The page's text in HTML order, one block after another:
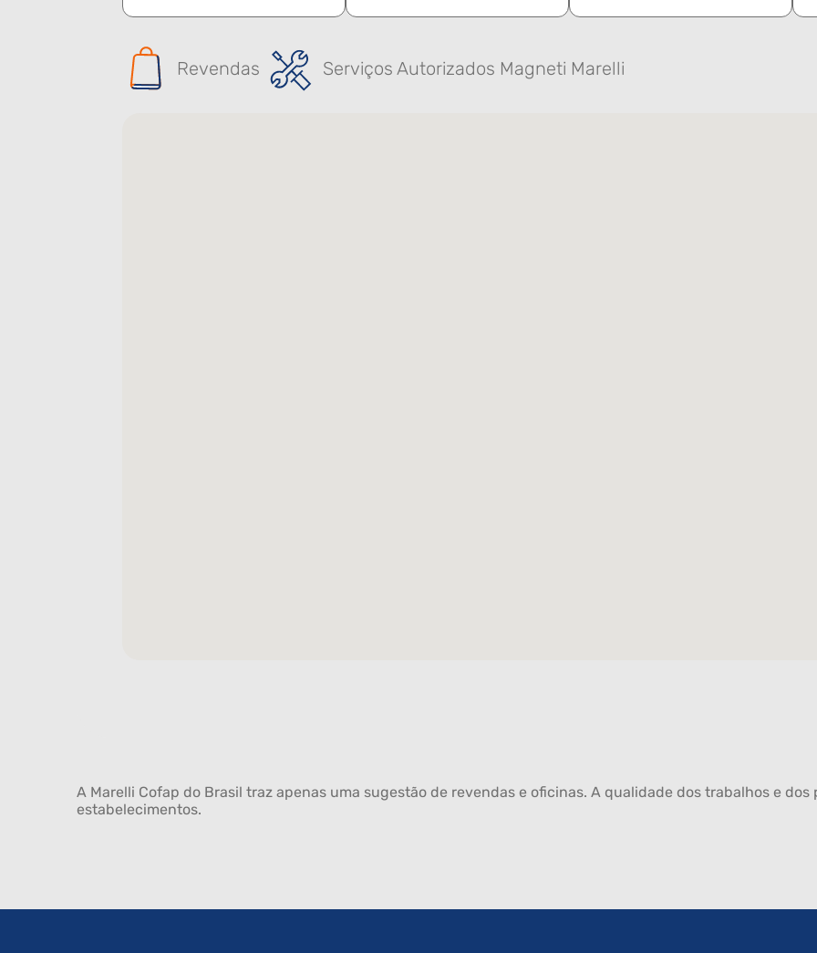
Revendas Serviços Autorizados Magneti Marelli
A Marelli Cofap do Brasil traz apenas uma sugestão de revendas e oficinas. A qualidade dos trabalhos e
estabelecimentos.